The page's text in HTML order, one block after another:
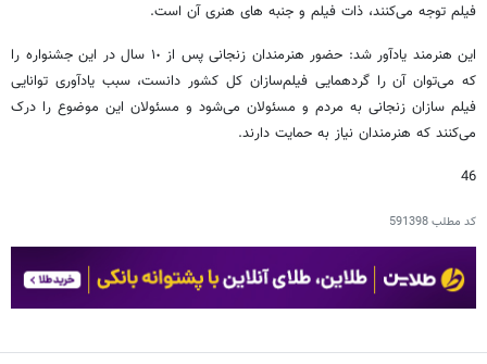
فیلم توجه می‌کنند، ذات فیلم و جنبه های هنری آن است.
این هنرمند یادآور شد: حضور هنرمندان زنجانی پس از ١٠ سال در این جشنواره را
که می‌توان آن را گردهمایی فیلم‌سازان کل کشور دانست، سبب یادآوری توانایی
فیلم سازان زنجانی به مردم و مسئولان می‌شود و مسئولان این موضوع را درک
می‌کنند که هنرمندان نیاز به حمایت دارند.
46
کد مطلب591398